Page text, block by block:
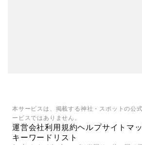
本サービスは、掲載する神社・スポットの公
ービスではありません。
運営会社利用規約ヘルプサイトマ
キーワードリスト